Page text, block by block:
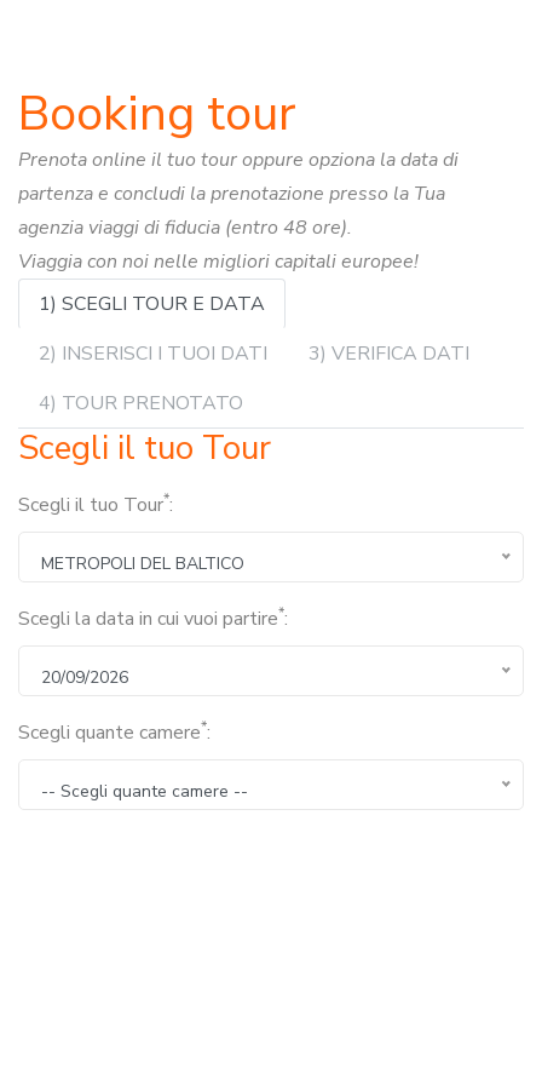
Booking tour
Prenota online il tuo tour oppure opziona la data di
partenza e concludi la prenotazione presso la Tua
agenzia viaggi di fiducia (entro 48 ore).
Viaggia con noi nelle migliori capitali europee!
1) SCEGLI TOUR E DATA
2) INSERISCI I TUOI DATI
3) VERIFICA DATI
4) TOUR PRENOTATO
Scegli il tuo Tour
Scegli il tuo Tour*:
METROPOLI DEL BALTICO
Scegli la data in cui vuoi partire*:
20/09/2026
Scegli quante camere*:
-- Scegli quante camere --